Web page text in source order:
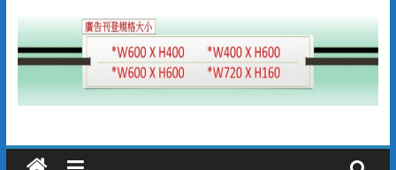
眾健康與安全